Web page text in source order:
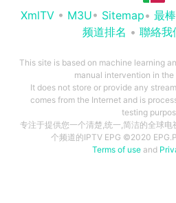
XmlTV • M3U• Sitemap• 最
频道排名 • 聯絡我
This site is based on machine learning
manual intervention in
It does not store or provide any
comes from the Internet and is
testing
专注于提供您一个清楚,统一,简洁的全球
个频道的IPTV EPG ©2020
Terms of useand